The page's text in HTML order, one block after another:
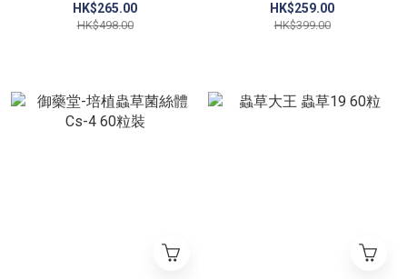
HK$265.00
HK$498.00
HK$259.00
HK$399.00